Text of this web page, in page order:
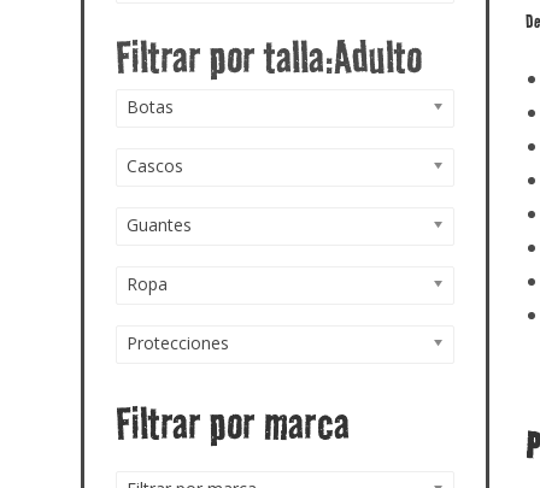
Botas
Cascos
Guantes
Ropa
Protecciones
Filtrar por marca